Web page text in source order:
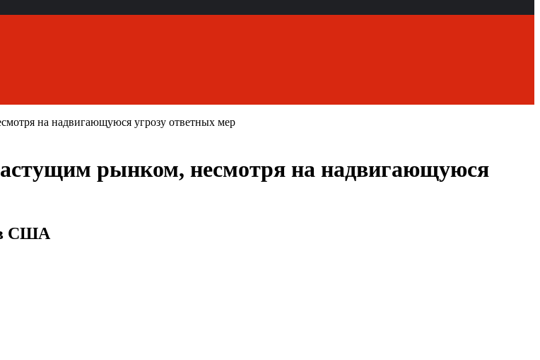
на надвигающуюся угрозу ответных мер
рынком, несмотря на надвигающуюся
США